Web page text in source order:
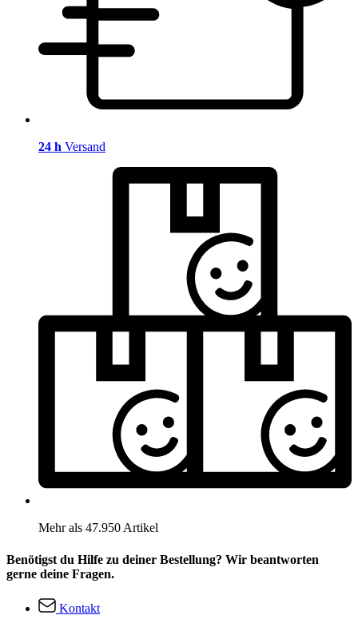
24 h Versand
Mehr als 47.950 Artikel
Benötigst du Hilfe zu deiner Bestellung? Wir beantworten
gerne deine Fragen.
Kontakt